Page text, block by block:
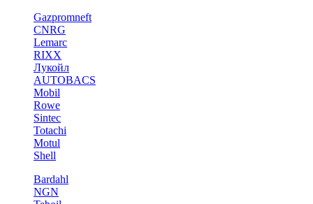
Gazpromneft
CNRG
Lemarc
RIXX
Лукойл
AUTOBACS
Mobil
Rowe
Sintec
Totachi
Motul
Shell
Bardahl
NGN